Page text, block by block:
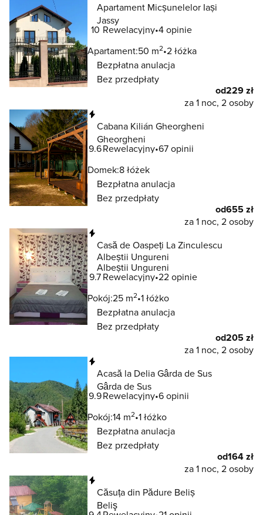
Apartament Micșunelelor Iași
Jassy
10 Rewelacyjny 4 opinie
Apartament:50 m2 2 łóżka
Bezpłatna anulacja
Bez przedpłaty
od229 zł
za 1 noc, 2 osoby
Cabana Kilián Gheorgheni
Gheorgheni
9.6Rewelacyjny 67 opinii
Domek:8 łóżek
Bezpłatna anulacja
Bez przedpłaty
od655 zł
za 1 noc, 2 osoby
Casă de Oaspeți La Zinculescu
Albeștii Ungureni
Albeștii Ungureni
9.7Rewelacyjny 22 opinie
Pokój:25 m2 1 łóżko
Bezpłatna anulacja
Bez przedpłaty
od205 zł
za 1 noc, 2 osoby
Acasă la Delia Gârda de Sus
Gârda de Sus
9.9Rewelacyjny 6 opinii
Pokój:14 m2 1 łóżko
Bezpłatna anulacja
Bez przedpłaty
od164 zł
za 1 noc, 2 osoby
Căsuța din Pădure Beliș
Beliş